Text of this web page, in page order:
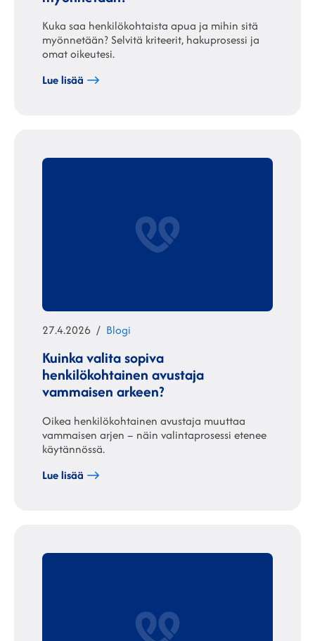
Kuka saa henkilökohtaista apua ja mihin sitä
myönnetään? Selvitä kriteerit, hakuprosessi ja
omat oikeutesi.
Lue lisää
Julkaistu
27.4.2026 Kategoriat
Blogi
Kuinka valita sopiva
henkilökohtainen avustaja
vammaisen arkeen?
Oikea henkilökohtainen avustaja muuttaa
vammaisen arjen – näin valintaprosessi etenee
käytännössä.
Lue lisää